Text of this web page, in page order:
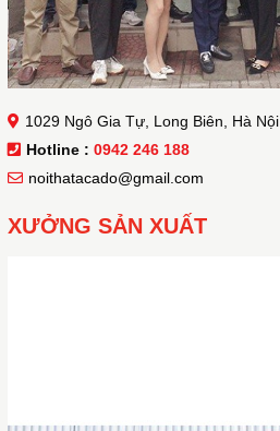
1029 Ngô Gia Tự, Long Biên, Hà Nội
Hotline : 0942 246 188
noithatacado@gmail.com
XƯỞNG SẢN XUẤT